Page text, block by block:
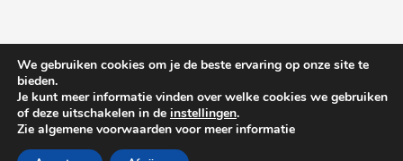
© 2026 Schepenkring Yachtbrokers. All rights reserved.
We gebruiken cookies om je de beste ervaring op onze site te
bieden.
Je kunt meer informatie vinden over welke cookies we gebruiken
of deze uitschakelen in de instellingen.
Zie algemene voorwaarden voor meer informatie